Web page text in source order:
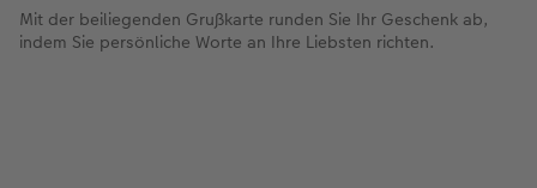
Mit der beiliegenden Grußkarte runden Sie Ihr Geschenk ab,
indem Sie persönliche Worte an Ihre Liebsten richten.